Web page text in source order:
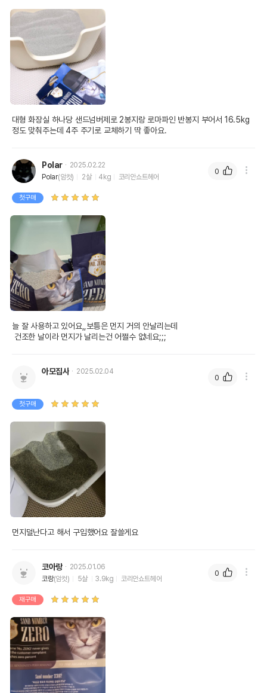
대형 화장실 하나당 샌드넘버제로 2봉지랑 로마파인 반봉지 부어서 16.5kg
정도 맞춰주는데 4주 주기로 교체하기 딱 좋아요.
Polar
2025.02.22
Polar(암컷) 2살 4kg 코리안쇼트헤어
첫구매
늘 잘 사용하고 있어요,,보틍은 먼지 거의 안날리는데
건조한 날이라 먼지가 날리는건 어쩔수 없네요;;;
0
아모집사 2025.02.04
첫구매
먼지덜난다고 해서 구입했어요 잘쓸게요
0
코아랑
2025.01.06
코랑(암컷) 5살 3.9kg 코리안쇼트헤어
재구매
0